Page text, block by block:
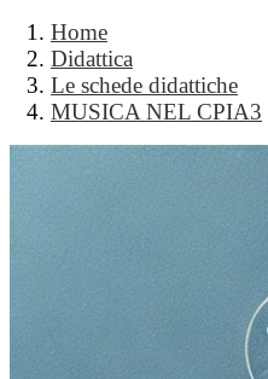
Home
Didattica
Le schede didattiche
MUSICA NEL CPIA3